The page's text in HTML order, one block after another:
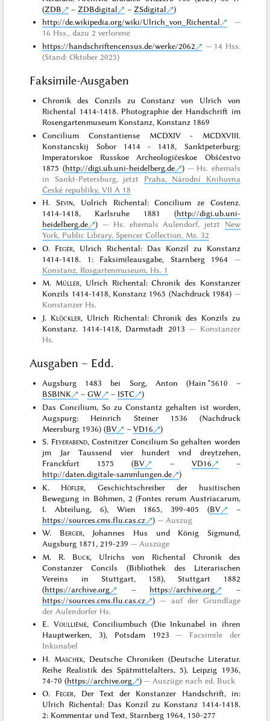
(ZDB – ZDBdigital – ZSdigital
)
http://de.wikipedia.org/wiki/Ulrich_von_Richental
16 Hss., dazu 2 verlorene
https://handschriftencensus.de/werke/2062
14 Hss.
(Stand: Oktober 2025)
Faksimile-Ausgaben
Chronik des Conzils zu Constanz von Ulrich von
Richental 1414-1418. Photographie der Handschrift im
Rosengartenmuseum Konstanz, Konstanz 1869
Concilium Constantiense MCDXIV - MCDXVIII.
Konstancskij Sobor 1414 - 1418, Sanktpeterburg:
Imperatorskoe Russkoe Archeologičeskoe Obščestvo
1875 (http://digi.ub.uni-heidelberg.de )
Hs. ehemals
in Sankt-Petersburg, jetzt Praha, Národní Knihovna
České republiky, VII A 18
H.Sevin, Uolrich Richental: Concilium ze Costenz.
1414-1418, Karlsruhe 1881 (http://digi.ub.uni-
heidelberg.de
) Hs. ehemals Aulendorf, jetzt New
York, Public Library, Spencer Collection, Ms. 32
O. Feger, Ulrich Richental: Das Konzil zu Konstanz
1414-1418. 1: Faksimileausgabe, Starnberg 1964
Konstanz, Rosgartenmuseum, Hs. 1
M. Müller, Ulrich Richental: Chronik des Konstanzer
Konzils 1414-1418, Konstanz 1965 (Nachdruck 1984)
Konstanzer Hs.
J. Klöckler, Ulrich Richental: Chronik des Konzils zu
Konstanz. 1414-1418, Darmstadt 2013
Konstanzer
Hs.
Ausgaben – Edd.
Augsburg 1483 bei Sorg, Anton (Hain *5610 –
BSBINK
–GW – ISTC
)
Das Concilium, So zu Constantz gehalten ist worden,
Augspurg: Heinrich Steiner 1536 (Nachdruck
Meersburg 1936) (BV –VD16
)
S. Feyerabend, Costnitzer Concilium So gehalten worden
jm Jar Taussend vier hundert vnd dreytzehen,
Franckfurt 1575 (BV – VD16
–
http://daten.digitale-sammlungen.de
)
K. Höfler, Geschichtschreiber der husitischen
Bewegung in Böhmen, 2 (Fontes rerum Austriacarum,
I. Abteilung, 6), Wien 1865, 399-405 (BV
–
https://sources.cms.flu.cas.cz
)
Auszug
W. Berger, Johannes Hus und König Sigmund,
Augsburg 1871, 219-239
Auszüge
M. R. Buck, Ulrichs von Richental Chronik des
Constanzer Concils (Bibliothek des Literarischen
Vereins in Stuttgart, 158), Stuttgart 1882
(https://archive.org – https://archive.org
–
https://sources.cms.flu.cas.cz
)
auf der Grundlage
der Aulendorfer Hs.
E. Voulliéme, Conciliumbuch (Die Inkunabel in ihren
Hauptwerken, 3), Potsdam 1923
Facsimile der
Inkunabel
H. Maschek, Deutsche Chroniken (Deutsche Literatur.
Reihe Realistik des Spätmittelalters, 5), Leipzig 1936,
74-70 (https://archive.org )
Auszüge nach ed. Buck
O. Feger, Der Text der Konstanzer Handschrift, in:
Ulrich Richental: Das Konzil zu Konstanz 1414-1418.
2: Kommentar und Text, Starnberg 1964, 150-277